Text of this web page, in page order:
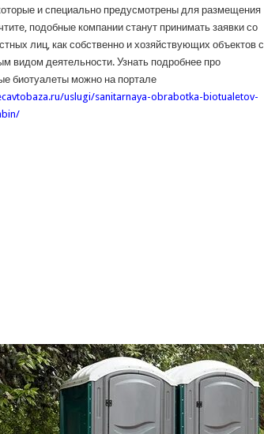
и специально предусмотрены для размещения
подобные компании станут принимать заявки со
лиц, как собственно и хозяйствующих объектов с
видом деятельности. Узнать подробнее про
биотуалеты можно на портале
uslugi/sanitarnaya-obrabotka-biotualetov-